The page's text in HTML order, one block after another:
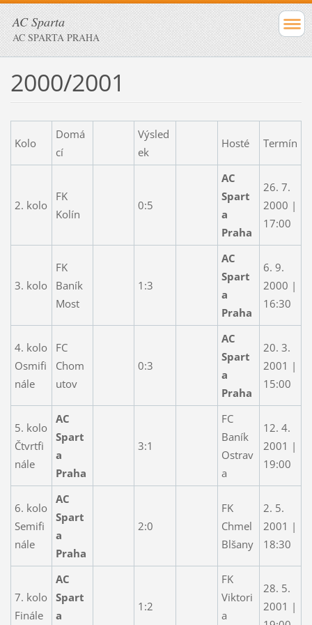
AC Sparta
AC SPARTA PRAHA
2000/2001
Kolo
Domá
cí
Výsled
ek
Hosté Termín
2. kolo
FK
Kolín
0:5
AC
Spart
a
Praha
26. 7.
2000 |
17:00
3. kolo
FK
Baník
Most
1:3
AC
Spart
a
Praha
6. 9.
2000 |
16:30
4. kolo
Osmifi
nále
FC
Chom
utov
0:3
AC
Spart
a
Praha
20. 3.
2001 |
15:00
5. kolo
Čtvrtfi
nále
AC
Spart
a
Praha
3:1
FC
Baník
Ostrav
a
12. 4.
2001 |
19:00
6. kolo
Semifi
nále
AC
Spart
a
Praha
2:0
FK
Chmel
Blšany
2. 5.
2001 |
18:30
7. kolo
Finále
AC
Spart
a
1:2
FK
Viktori
a
28. 5.
2001 |